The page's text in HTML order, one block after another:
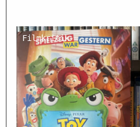
Filmkritik